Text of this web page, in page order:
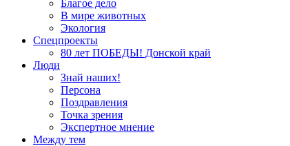
Благое дело
В мире животных
Экология
Спецпроекты
80 лет ПОБЕДЫ! Донской край
Люди
Знай наших!
Персона
Поздравления
Точка зрения
Экспертное мнение
Между тем